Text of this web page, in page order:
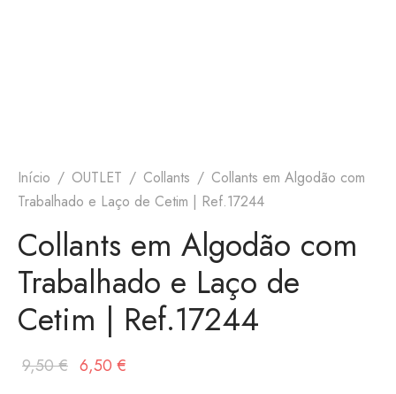
Início / OUTLET / Collants / Collants em Algodão com
Trabalhado e Laço de Cetim | Ref.17244
Collants em Algodão com
Trabalhado e Laço de
Cetim | Ref.17244
9,50€ O
6,50 €